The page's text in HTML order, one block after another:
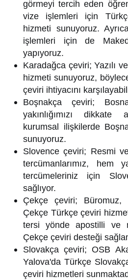
görmeyi tercih eden
vize işlemleri için
hizmeti sunuyoruz.
işlemleri için de
yapıyoruz.
Karadağca çeviri; Yazılı
hizmeti sunuyoruz,
çeviri ihtiyacını
Boşnakça çeviri;
yakınlığımızı
kurumsal ilişkilerde
sunuyoruz.
Slovence çeviri; Resmi
tercümanlarımız, hem
tercümeleriniz için
sağlıyor.
Çekçe çeviri; Büromuz,
Çekçe Türkçe çeviri
tersi yönde apostilli ve
Çekçe çeviri desteği
Slovakça çeviri; OSB
Yalova'da Türkçe
çeviri hizmetleri